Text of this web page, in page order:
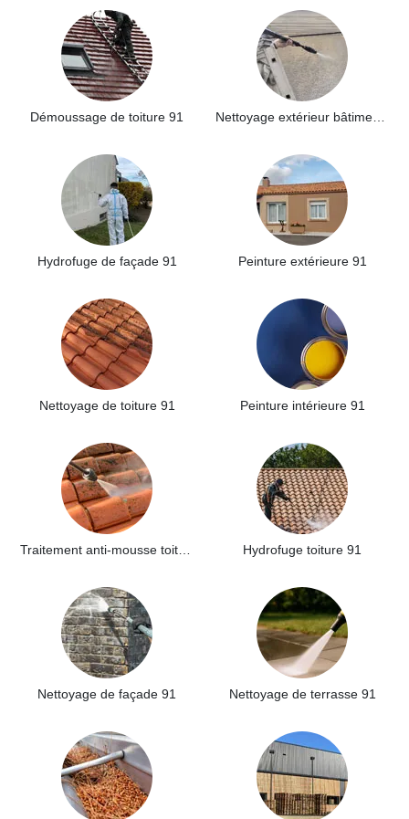
Démoussage de toiture 91
Hydrofuge de façade 91 Peinture extérieure 91
Nettoyage de toiture 91 Peinture intérieure 91
Hydrofuge toiture 91
Nettoyage de façade 91 Nettoyage de terrasse 91